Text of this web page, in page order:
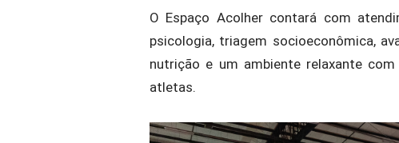
O Espaço Acolher contará com
psicologia, triagem socioeconômica,
nutrição e um ambiente relaxante
atletas.